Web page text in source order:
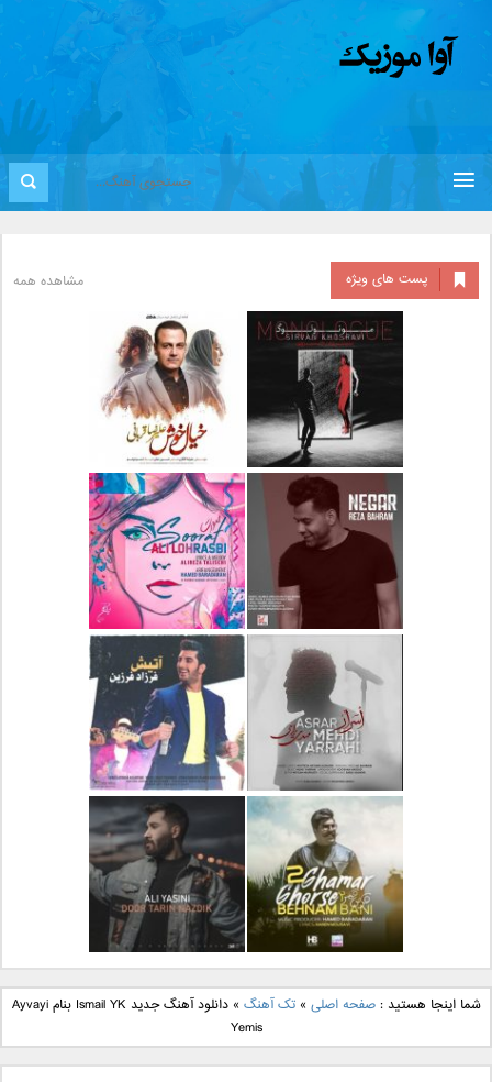
پست های ویژه مشاهده همه
دانلود آلبوم جدید سیروان
خسروی بنام مونولوگ
دانلود آهنگ جدید علیرضا
قربانی بنام خیال خوش
دانلود آهنگ جدید رضا
بهرام بنام نگار
دانلود آهنگ جدید علی
لهراسبی بنام صورت
دانلود آهنگ جدید مهدی
یراحی بنام اسرار
دانلود آهنگ جدید فرزاد
فرزین بنام آتیش
دانلود آهنگ جدید بهنام
بانی بنام قرص قمر 2
دانلود آهنگ جدید علی
یاسینی بنام دورترین نزدیک
شما اینجا هستید :صفحه اصلی »تک آهنگ »
دانلود آهنگ جدید Ismail YK بنام Ayvayi
Yemis